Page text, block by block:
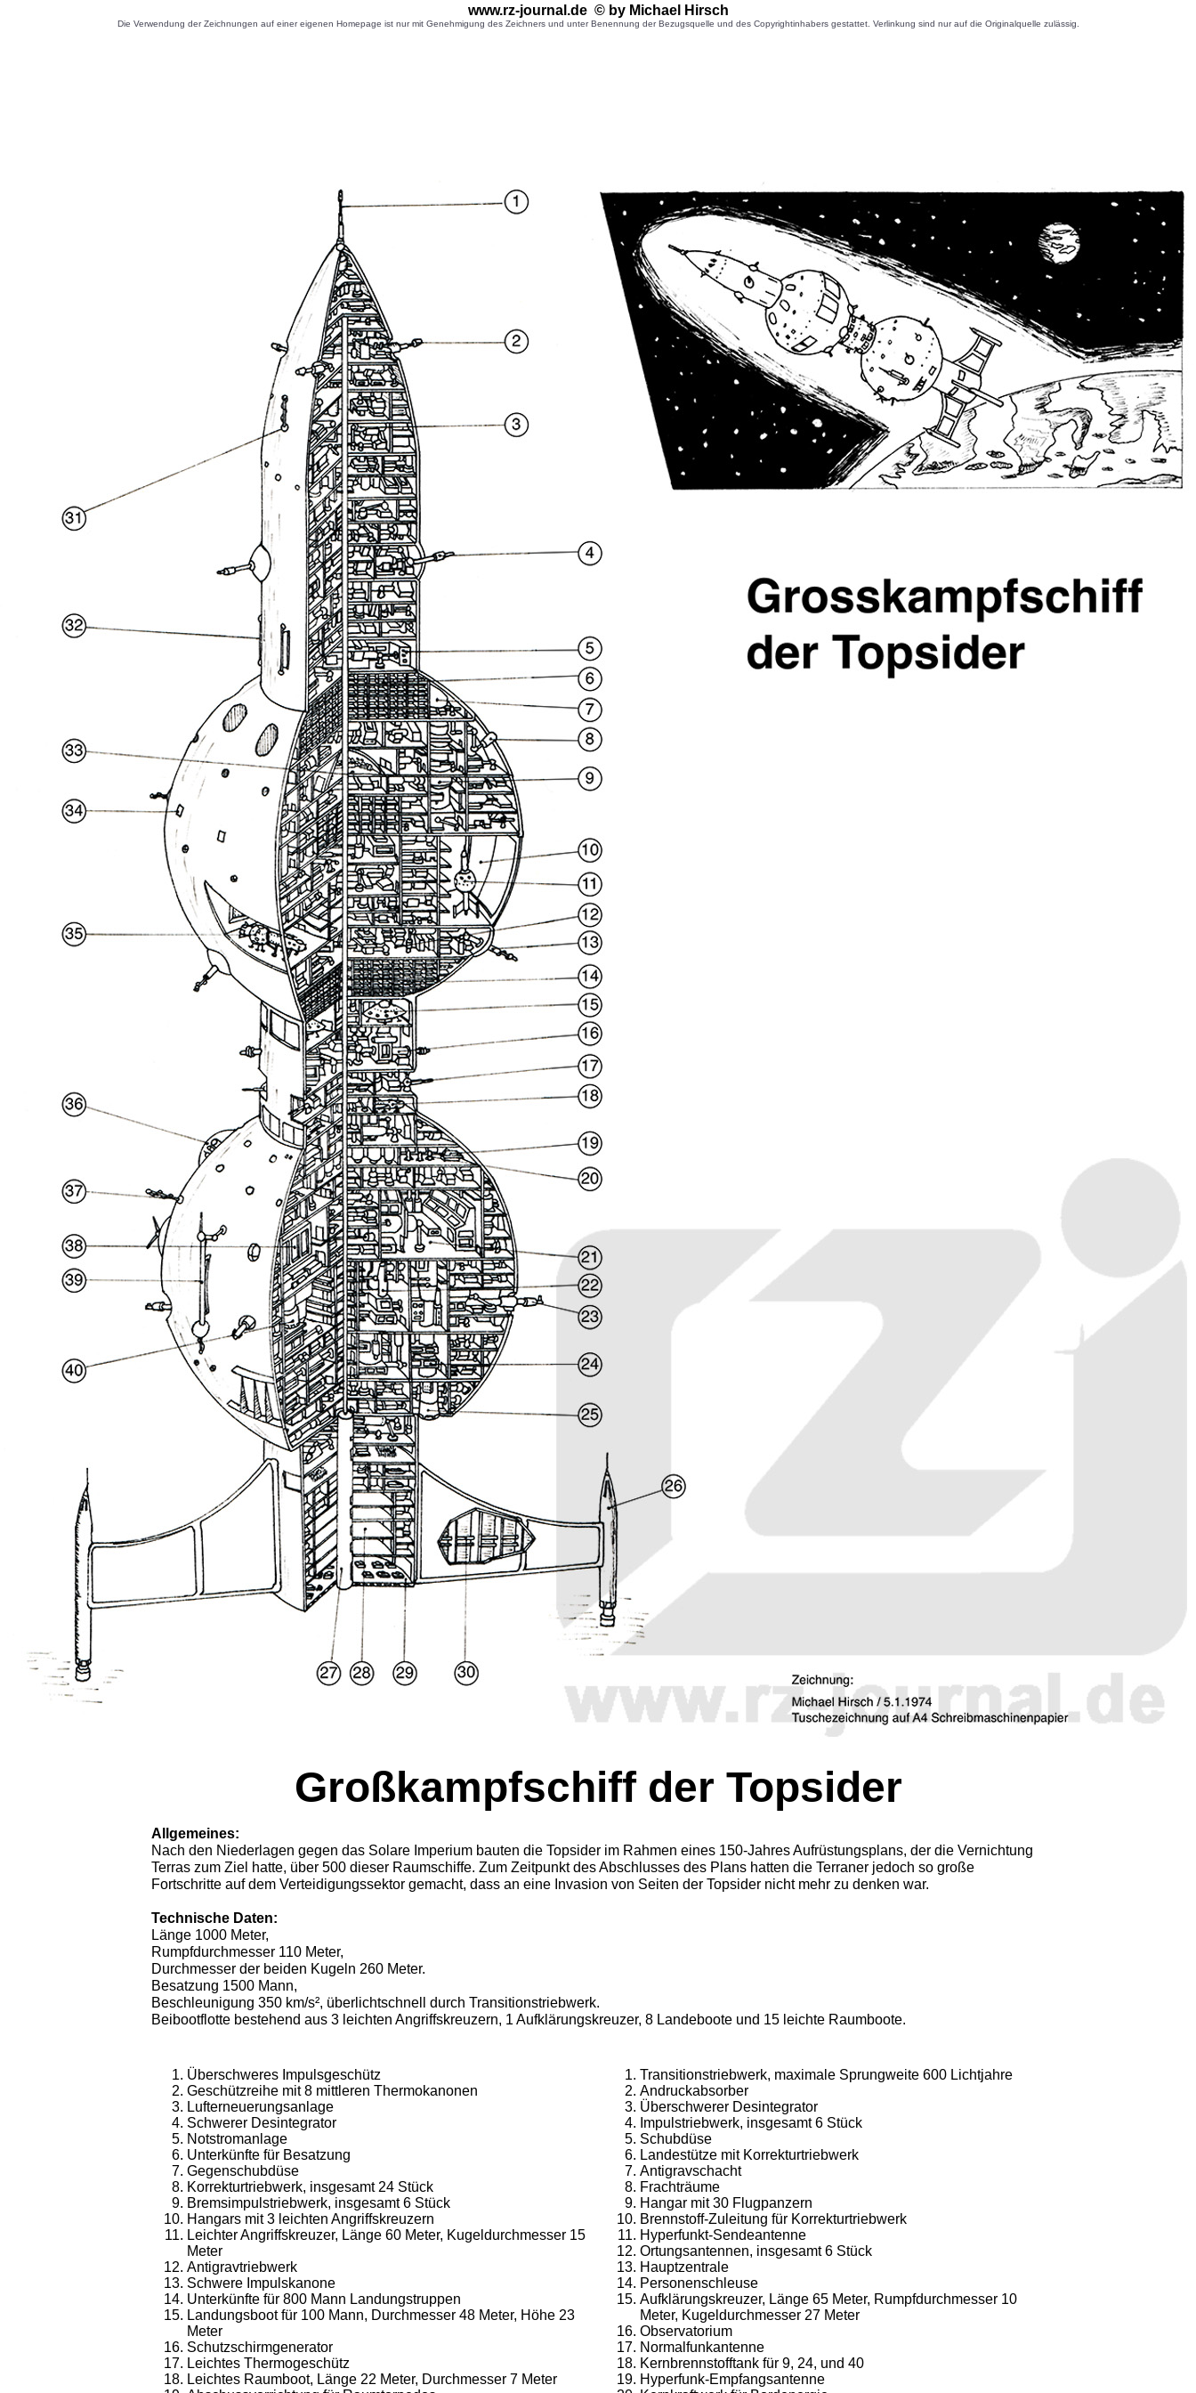
www.rz-journal.de © by Michael Hirsch
Die Verwendung der Zeichnungen auf einer eigenen Homepage ist nur mit Genehmigung des Zeichners und unter Benennung der Bezugsquelle und des Copyrightinhabers gestattet. Verlinkung sind nur auf die Originalquelle zulässig.
Großkampfschiff der Topsider
Allgemeines:
Nach den Niederlagen gegen das Solare Imperium bauten die Topsider im Rahmen eines 150-Jahres Aufrüstungsplans, der die Vernichtung
Terras zum Ziel hatte, über 500 dieser Raumschiffe. Zum Zeitpunkt des Abschlusses des Plans hatten die Terraner jedoch so große
Fortschritte auf dem Verteidigungssektor gemacht, dass an eine Invasion von Seiten der Topsider nicht mehr zu denken war.
Technische Daten:
Länge 1000 Meter,
Rumpfdurchmesser 110 Meter,
Durchmesser der beiden Kugeln 260 Meter.
Besatzung 1500 Mann,
Beschleunigung 350 km/s², überlichtschnell durch Transitionstriebwerk.
Beibootflotte bestehend aus 3 leichten Angriffskreuzern, 1 Aufklärungskreuzer, 8 Landeboote und 15 leichte Raumboote.
Überschweres Impulsgeschütz
Geschützreihe mit 8 mittleren Thermokanonen
Lufterneuerungsanlage
Schwerer Desintegrator
Notstromanlage
Unterkünfte für Besatzung
Gegenschubdüse
Korrekturtriebwerk, insgesamt 24 Stück
Bremsimpulstriebwerk, insgesamt 6 Stück
Hangars mit 3 leichten Angriffskreuzern
Leichter Angriffskreuzer, Länge 60 Meter, Kugeldurchmesser 15
Meter
Antigravtriebwerk
Schwere Impulskanone
Unterkünfte für 800 Mann Landungstruppen
Landungsboot für 100 Mann, Durchmesser 48 Meter, Höhe 23
Meter
Schutzschirmgenerator
Leichtes Thermogeschütz
Leichtes Raumboot, Länge 22 Meter, Durchmesser 7 Meter
Transitionstriebwerk, maximale Sprungweite 600 Lichtjahre
Andruckabsorber
Überschwerer Desintegrator
Impulstriebwerk, insgesamt 6 Stück
Schubdüse
Landestütze mit Korrekturtriebwerk
Antigravschacht
Frachträume
Hangar mit 30 Flugpanzern
Brennstoff-Zuleitung für Korrekturtriebwerk
Hyperfunkt-Sendeantenne
Ortungsantennen, insgesamt 6 Stück
Hauptzentrale
Personenschleuse
Aufklärungskreuzer, Länge 65 Meter, Rumpfdurchmesser 10
Meter, Kugeldurchmesser 27 Meter
Observatorium
Normalfunkantenne
Kernbrennstofftank für 9, 24, und 40
Hyperfunk-Empfangsantenne